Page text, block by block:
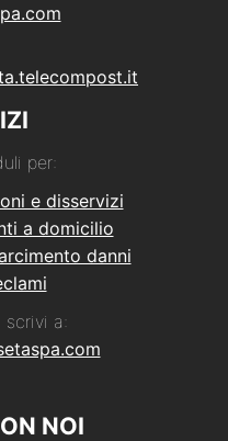
per:
e disservizi
a domicilio
danni
scrivi a:
NOI